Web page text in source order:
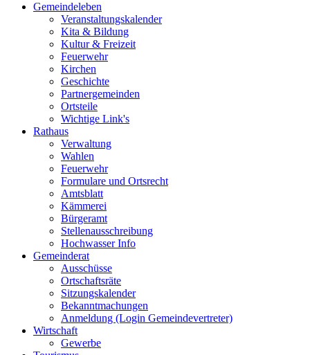
Gemeindeleben
Veranstaltungskalender
Kita & Bildung
Kultur & Freizeit
Feuerwehr
Kirchen
Geschichte
Partnergemeinden
Ortsteile
Wichtige Link's
Rathaus
Verwaltung
Wahlen
Feuerwehr
Formulare und Ortsrecht
Amtsblatt
Kämmerei
Bürgeramt
Stellenausschreibung
Hochwasser Info
Gemeinderat
Ausschüsse
Ortschaftsräte
Sitzungskalender
Bekanntmachungen
Anmeldung (Login Gemeindevertreter)
Wirtschaft
Gewerbe